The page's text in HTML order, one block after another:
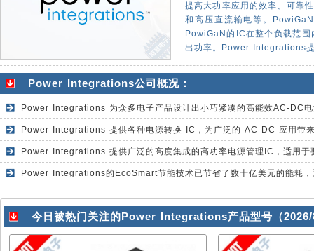
提高大功率应用的效率、可靠
和高压直流输电等。
PowiGaN的IC在整个负载范
出功率。Power Integrations
Power Integrations公司概况：
Power Integrations 为众多电子产品设计出小巧紧凑的高能效AC-DC
今日被热门关注的Power Integrations产品型号（2026/